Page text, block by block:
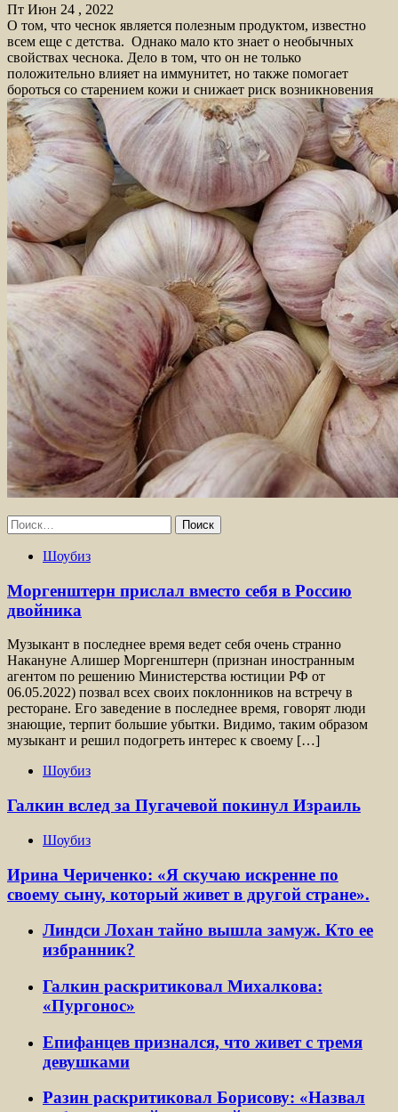
Пт Июн 24 , 2022
О том, что чеснок является полезным продуктом, известно
всем еще с детства. Однако мало кто знает о необычных
свойствах чеснока. Дело в том, что он не только
положительно влияет на иммунитет, но также помогает
бороться со старением кожи и снижает риск возникновения
Найти:
Шоубиз
Моргенштерн прислал вместо себя в Россию
двойника
Музыкант в последнее время ведет себя очень странно
Накануне Алишер Моргенштерн (признан иностранным
агентом по решению Министерства юстиции РФ от
06.05.2022) позвал всех своих поклонников на встречу в
ресторане. Его заведение в последнее время, говорят люди
знающие, терпит большие убытки. Видимо, таким образом
музыкант и решил подогреть интерес к своему […]
Шоубиз
Галкин вслед за Пугачевой покинул Израиль
Шоубиз
Ирина Чериченко: «Я скучаю искренне по
своему сыну, который живет в другой стране».
Линдси Лохан тайно вышла замуж. Кто ее
избранник?
Галкин раскритиковал Михалкова:
«Пургонос»
Епифанцев признался, что живет с тремя
девушками
Разин раскритиковал Борисову: «Назвал